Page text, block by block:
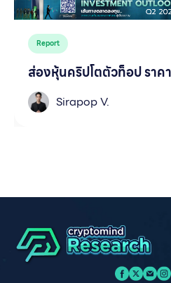
Report
ส่องหุ้นคริปโตตัวท็อป รา
Sirapop V.